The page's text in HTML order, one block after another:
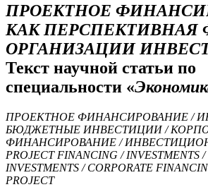
ПРОЕКТНОЕ
КАК ПЕРСПЕКТИВНАЯ
ОРГАНИЗАЦИИ
Текст научной статьи по
специальности «
ПРОЕКТНОЕ ФИНАНСИРОВАНИЕ /
БЮДЖЕТНЫЕ ИНВЕСТИЦИИ /
ФИНАНСИРОВАНИЕ /
PROJECT FINANCING / INVESTMENTS
INVESTMENTS / CORPORATE
PROJECT